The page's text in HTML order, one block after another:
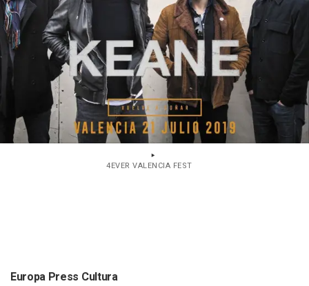
4EVER VALENCIA FEST
Europa Press Cultura